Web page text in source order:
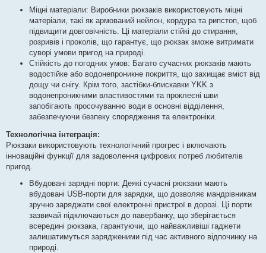
Міцні матеріали: Виробники рюкзаків використовують міцні
матеріали, такі як армований нейлон, кордура та рипстоп, щоб
підвищити довговічність. Ці матеріали стійкі до стирання,
розривів і проколів, що гарантує, що рюкзак зможе витримати
суворі умови пригод на природі.
Стійкість до погодних умов: Багато сучасних рюкзаків мають
водостійке або водонепроникне покриття, що захищає вміст від
дощу чи снігу. Крім того, застібки-блискавки YKK з
водонепроникними властивостями та проклеєні шви
запобігають просочуванню води в основні відділення,
забезпечуючи безпеку спорядження та електроніки.
Технологічна інтеграція:
Рюкзаки використовують технологічний прогрес і включають
інноваційні функції для задоволення цифрових потреб любителів
пригод.
Вбудовані зарядні порти: Деякі сучасні рюкзаки мають
вбудовані USB-порти для зарядки, що дозволяє мандрівникам
зручно заряджати свої електронні пристрої в дорозі. Ці порти
зазвичай підключаються до павербанку, що зберігається
всередині рюкзака, гарантуючи, що найважливіші гаджети
залишатимуться зарядженими під час активного відпочинку на
природі.